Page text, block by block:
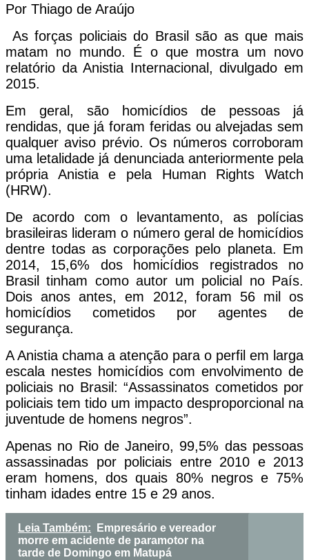
Por Thiago de Araújo
As forças policiais do Brasil são as que mais
matam no mundo. É o que mostra um novo
relatório da Anistia Internacional, divulgado em
2015.
Em geral, são homicídios de pessoas já
rendidas, que já foram feridas ou alvejadas sem
qualquer aviso prévio. Os números corroboram
uma letalidade já denunciada anteriormente pela
própria Anistia e pela Human Rights Watch
(HRW).
De acordo com o levantamento, as polícias
brasileiras lideram o número geral de homicídios
dentre todas as corporações pelo planeta. Em
2014, 15,6% dos homicídios registrados no
Brasil tinham como autor um policial no País.
Dois anos antes, em 2012, foram 56 mil os
homicídios cometidos por agentes de
segurança.
A Anistia chama a atenção para o perfil em larga
escala nestes homicídios com envolvimento de
policiais no Brasil: “Assassinatos cometidos por
policiais tem tido um impacto desproporcional na
juventude de homens negros”.
Apenas no Rio de Janeiro, 99,5% das pessoas
assassinadas por policiais entre 2010 e 2013
eram homens, dos quais 80% negros e 75%
tinham idades entre 15 e 29 anos.
Leia Também:
Empresário e vereador
morre em acidente de paramotor na
tarde de Domingo em Matupá